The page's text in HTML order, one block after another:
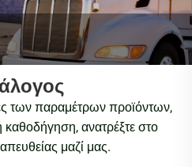
των παραμέτρων προϊόντων,
ανατρέξτε στο
μαζί μας.